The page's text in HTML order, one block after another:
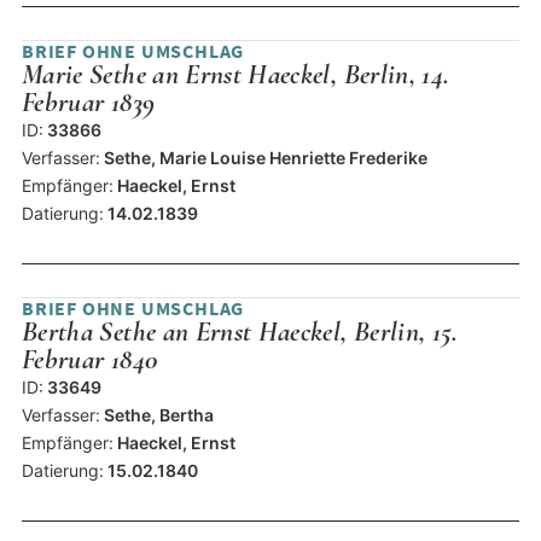
BRIEF OHNE UMSCHLAG
Marie Sethe an Ernst Haeckel, Berlin, 14.
Februar 1839
ID: 33866
Verfasser: Sethe, Marie Louise Henriette Frederike
Empfänger: Haeckel, Ernst
Datierung: 14.02.1839
BRIEF OHNE UMSCHLAG
Bertha Sethe an Ernst Haeckel, Berlin, 15.
Februar 1840
ID: 33649
Verfasser: Sethe, Bertha
Empfänger: Haeckel, Ernst
Datierung: 15.02.1840